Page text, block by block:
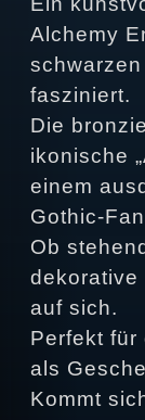
Alchemy
fasziniert.
Die
ikonische
einem
Gothic-
Ob
dekorative
auf sich.
Perfekt für
als
Kommt